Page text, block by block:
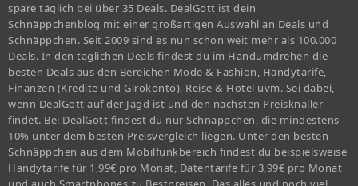
spare täglich bei über 35 Deals. DealGott ist dein
Schnäppchenblog mit einer großartigen Auswahl an Deals und
Schnäppchen. Seit 2009 sind es nun schon weit mehr als 100.000
Deals. In den täglichen Deals findest du im Handumdrehen die
besten Deals aus den Bereichen Mode & Fashion, Handytarife,
Finanzen (Kredite und Girokonto), Reise & Hotel uvm. Sei dabei,
wenn DealGott auf der Jagd ist und den nächsten Preisknaller
findet. Bei DealGott findest du nur Schnäppchen, die mindestens
10% unter dem besten Preisvergleich liegen. Unter den besten
Schnäppchen aus dem Mobilfunkbereich findest du beispielsweise
Handytarife für 1,99€ pro Monat, Datentarife für 3,99€ pro Monat